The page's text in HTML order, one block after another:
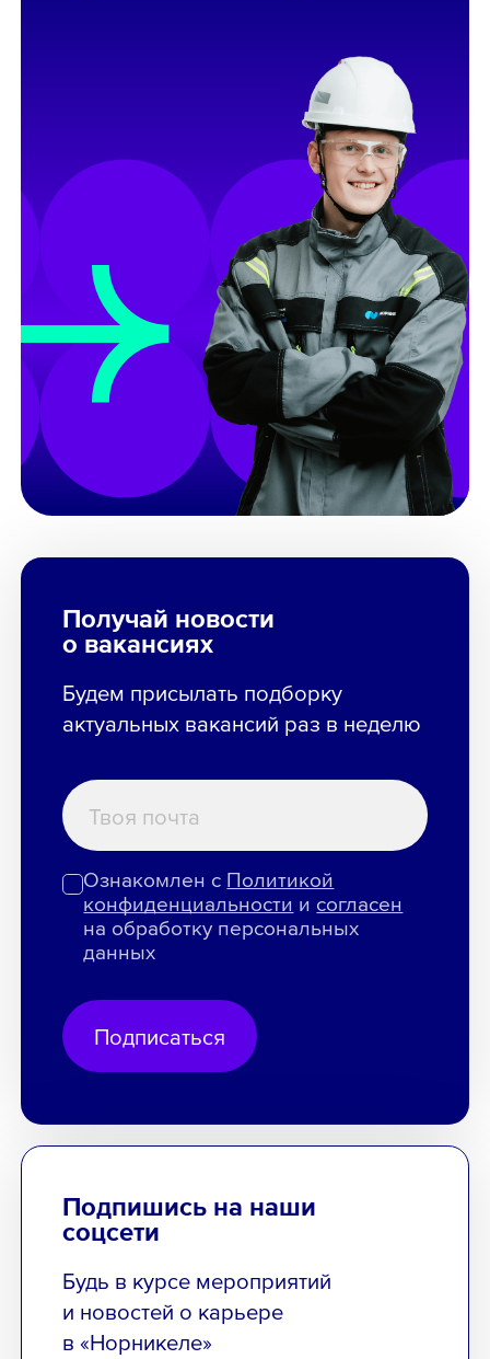
Получай новости
о вакансиях
Будем присылать подборку
актуальных вакансий раз в неделю
Ознакомлен с Политикой
конфиденциальности и согласен
на обработку персональных
данных
Подписаться
Подпишись на наши
соцсети
Будь в курсе мероприятий
и новостей о карьере
в «Норникеле»